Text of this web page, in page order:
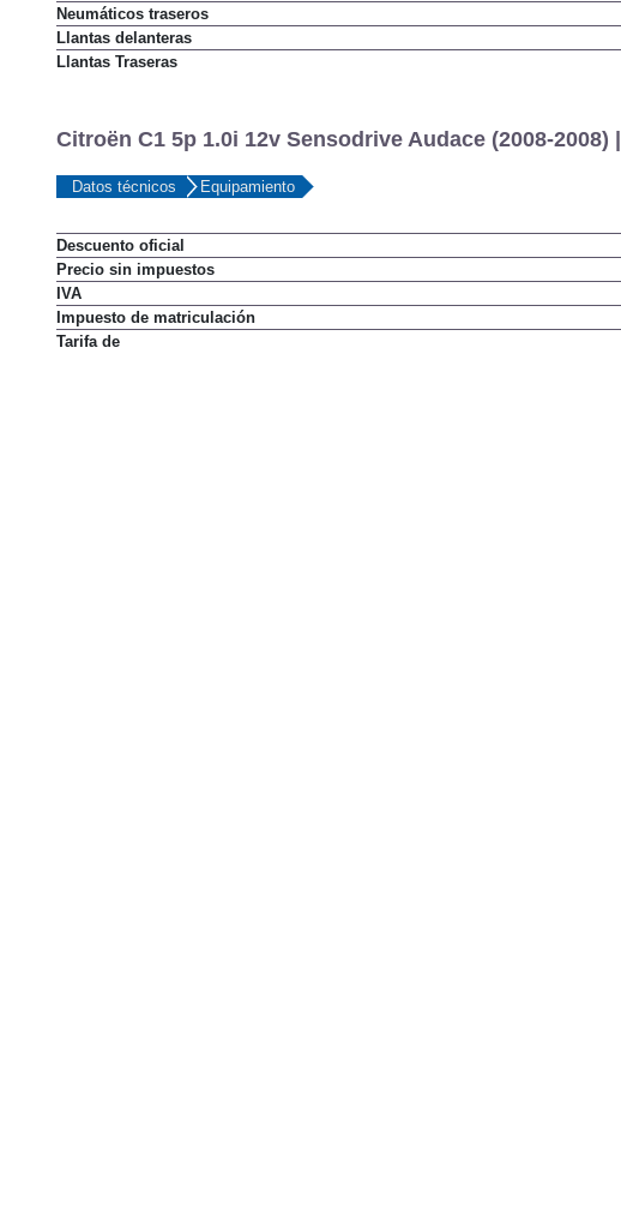
Neumáticos traseros
Llantas delanteras
Llantas Traseras
Citroën C1 5p 1.0i 12v Sensodrive Audace (2008-2008) |
Datos técnicos Equipamiento
Descuento oficial
Precio sin impuestos
IVA
Impuesto de matriculación
Tarifa de